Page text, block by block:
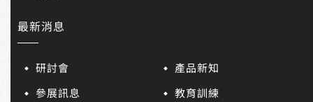
最新消息
研討會
產品新知
參展訊息
教育訓練